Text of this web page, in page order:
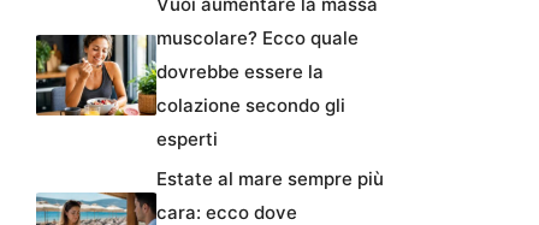
muscolare? Ecco quale
dovrebbe essere la
colazione secondo gli
esperti
Estate al mare sempre più
cara: ecco dove